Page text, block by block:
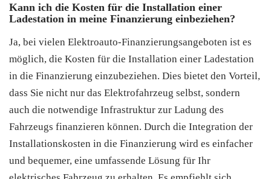
Kann ich die Kosten für die Installation einer
Ladestation in meine Finanzierung einbeziehen?
Ja, bei vielen Elektroauto-Finanzierungsangeboten ist es
möglich, die Kosten für die Installation einer Ladestation
in die Finanzierung einzubeziehen. Dies bietet den Vorteil,
dass Sie nicht nur das Elektrofahrzeug selbst, sondern
auch die notwendige Infrastruktur zur Ladung des
Fahrzeugs finanzieren können. Durch die Integration der
Installationskosten in die Finanzierung wird es einfacher
und bequemer, eine umfassende Lösung für Ihr